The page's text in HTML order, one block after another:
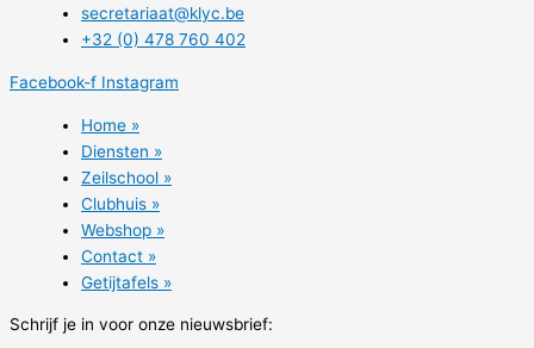
secretariaat@klyc.be
+32 (0) 478 760 402
Facebook-f Instagram
Home »
Diensten »
Zeilschool »
Clubhuis »
Webshop »
Contact »
Getijtafels »
Schrijf je in voor onze nieuwsbrief: